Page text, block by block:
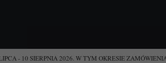
Przewodnik po 101 średniowiecznych kościołach Francji.